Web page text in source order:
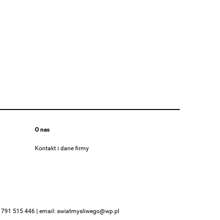
O nas
Kontakt i dane firmy
791 515 446| email: swiatmysliwego@wp.pl